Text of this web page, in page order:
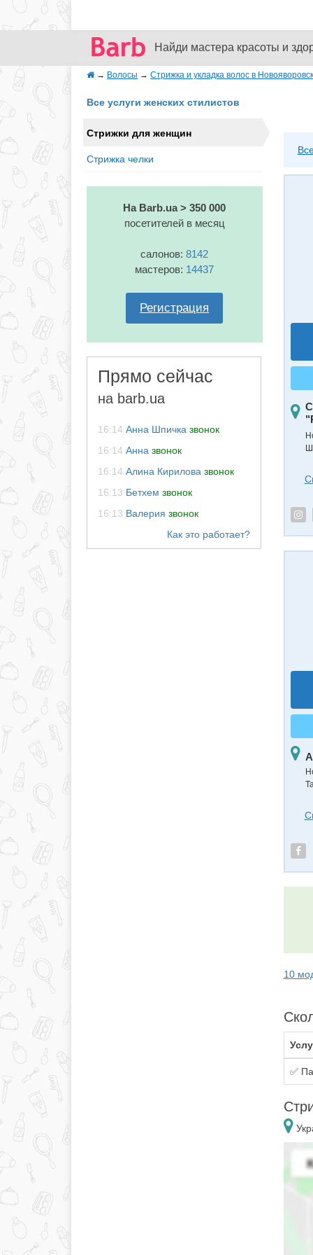
Найди мастера красоты и
→ Волосы → Стрижка и укладка волос в
Все услуги женских стилистов
Стрижки для женщин
Стрижка челки
На Barb.ua > 350 000
посетителей в месяц
салонов:8142
мастеров: 14437
Регистрация
Прямо сейчас
на barb.ua
16:14 Анна Шпичка звонок
16:14 Анна звонок
16:14 Алина Кирилова звонок
16:13 Бетхем звонок
16:13 Валерия звонок
10
✅